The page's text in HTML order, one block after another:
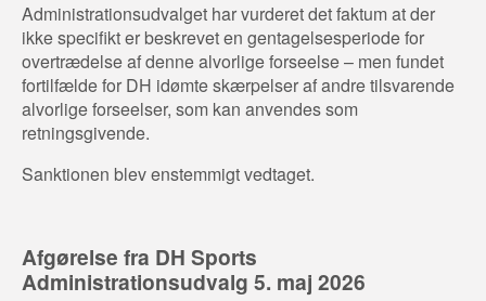
Administrationsudvalget har vurderet det faktum at der
ikke specifikt er beskrevet en gentagelsesperiode for
overtrædelse af denne alvorlige forseelse – men fundet
fortilfælde for DH idømte skærpelser af andre tilsvarende
alvorlige forseelser, som kan anvendes som
retningsgivende.
Sanktionen blev enstemmigt vedtaget.
Afgørelse fra DH Sports
Administrationsudvalg 5. maj 2026